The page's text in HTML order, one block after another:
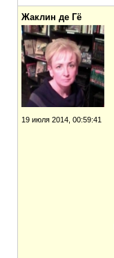
Жаклин де Гё
19 июля 2014, 00:59:41